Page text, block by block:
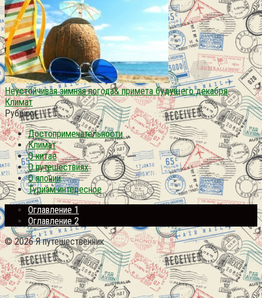
Неустойчивая зимняя погода& примета будущего декабря
Климат
Рубрики
Достопримечательности
Климат
О китае
О путешествиях
О японии
Туризм интересное
Оглавление 1
Оглавление 2
© 2026 Я путешественник